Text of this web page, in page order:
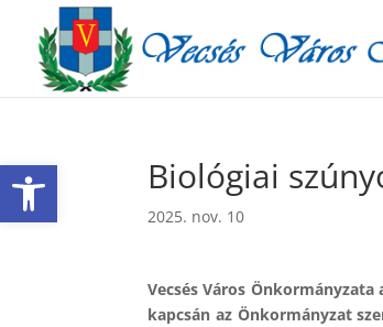
Eszköztár megnyitásaBiológiai
2025. nov. 10
Vecsés Város
kapcsán az Önkormányzat